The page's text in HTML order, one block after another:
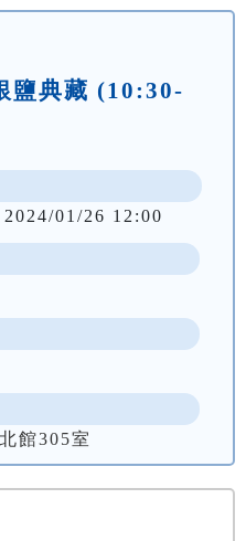
鹽典藏 (10:30-
01/26 12:00
館305室